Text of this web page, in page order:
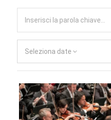
Seleziona date